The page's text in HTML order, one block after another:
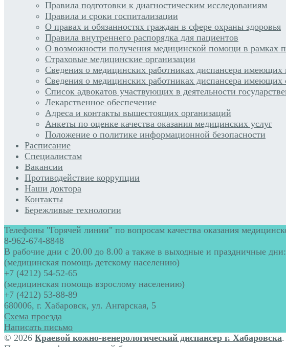
Правила подготовки к диагностическим исследованиям
Правила и сроки госпитализации
О правах и обязанностях граждан в сфере охраны здоровья
Правила внутреннего распорядка для пациентов
О возможности получения медицинской помощи в рамках
Страховые медицинские организации
Сведения о медицинских работниках диспансера имеющих
Сведения о медицинских работниках диспансера имеющих
Список адвокатов участвующих в деятельности
Лекарственное обеспечение
Адреса и контакты вышестоящих организаций
Анкеты по оценке качества оказания медицинских услуг
Положение о политике информационной безопасности
Расписание
Специалистам
Вакансии
Противодействие коррупции
Наши доктора
Контакты
Бережливые технологии
Телефоны "Горячей линии" по вопросам качества оказания
8-962-674-8848
В рабочие дни с 20.00 до 8.00 а также в выходные и праздничные дни:
(медицинская помощь детскому населению)
+7 (4212) 54-52-65
(медицинская помощь взрослому населению)
+7 (4212) 53-88-89
680006, г. Хабаровск, ул. Ангарская, 5
Схема проезда
Написать письмо
© 2026 Краевой кожно-венерологический диспансер г. Хабаровска